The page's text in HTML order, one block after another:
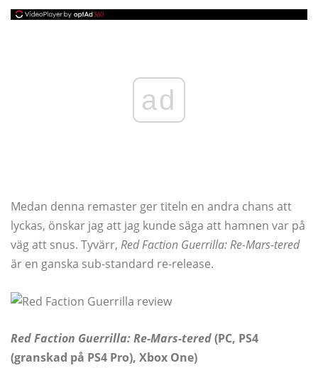
ad
Medan denna remaster ger titeln en andra chans att
lyckas, önskar jag att jag kunde säga att hamnen var på
väg att snus. Tyvärr, Red Faction Guerrilla: Re-Mars-tered
är en ganska sub-standard re-release.
Red Faction Guerrilla: Re-Mars-tered(PC, PS4
(granskad på PS4 Pro), Xbox One)